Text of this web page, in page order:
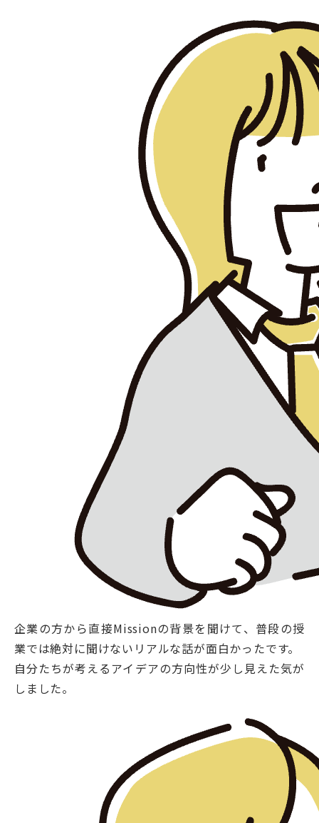
企業の方から直接Missionの背景を聞けて、普段の授
業では絶対に聞けないリアルな話が面白かったです。
自分たちが考えるアイデアの方向性が少し見えた気が
しました。